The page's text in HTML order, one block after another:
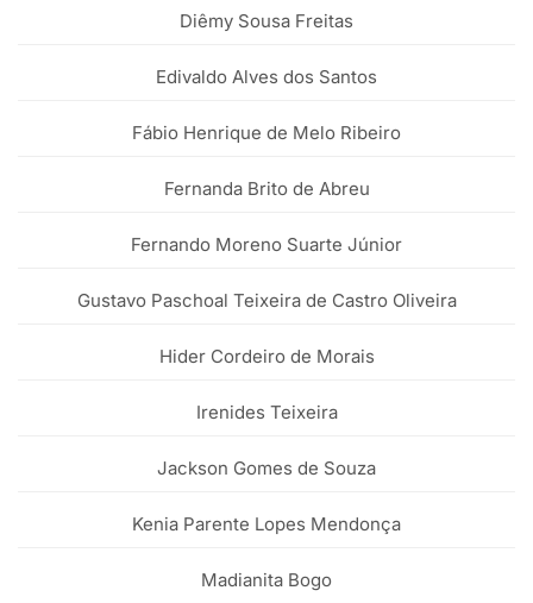
Diêmy Sousa Freitas
Edivaldo Alves dos Santos
Fábio Henrique de Melo Ribeiro
Fernanda Brito de Abreu
Fernando Moreno Suarte Júnior
Gustavo Paschoal Teixeira de Castro Oliveira
Hider Cordeiro de Morais
Irenides Teixeira
Jackson Gomes de Souza
Kenia Parente Lopes Mendonça
Madianita Bogo